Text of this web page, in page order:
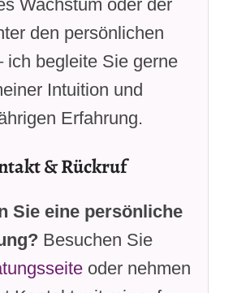
Wachstum oder der
den persönlichen
ich begleite Sie gerne
Intuition und
Erfahrung.
& Rückruf
Sie eine persönliche
Besuchen Sie
oder nehmen